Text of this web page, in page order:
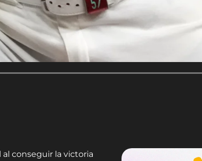
conseguir la victoria